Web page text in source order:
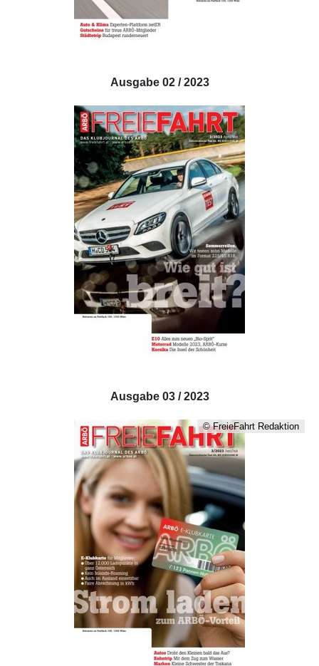
Ausgabe 02 / 2023
Ausgabe 03 / 2023
© FreieFahrt Redaktion